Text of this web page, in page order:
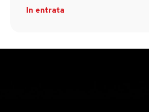
In entrata